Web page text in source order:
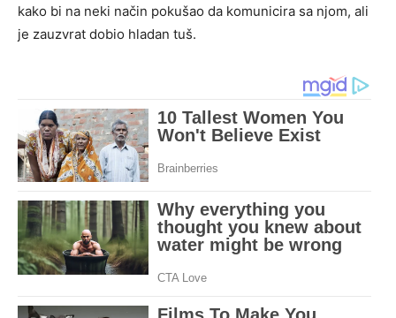
kako bi na neki način pokušao da komunicira sa njom, ali
je zauzvrat dobio hladan tuš.